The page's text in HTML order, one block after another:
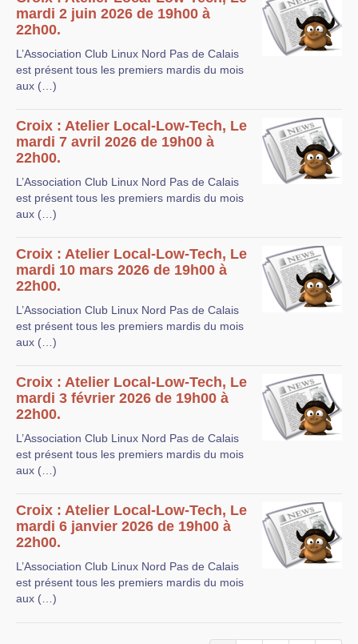
mardi 2 juin 2026 de 19h00 à
22h00.
L’Association Club Linux Nord Pas de Calais
est présent tous les premiers mardis du mois
aux (…)
Croix : Atelier Local-Low-Tech, Le
mardi 7 avril 2026 de 19h00 à
22h00.
L’Association Club Linux Nord Pas de Calais
est présent tous les premiers mardis du mois
aux (…)
Croix : Atelier Local-Low-Tech, Le
mardi 10 mars 2026 de 19h00 à
22h00.
L’Association Club Linux Nord Pas de Calais
est présent tous les premiers mardis du mois
aux (…)
Croix : Atelier Local-Low-Tech, Le
mardi 3 février 2026 de 19h00 à
22h00.
L’Association Club Linux Nord Pas de Calais
est présent tous les premiers mardis du mois
aux (…)
Croix : Atelier Local-Low-Tech, Le
mardi 6 janvier 2026 de 19h00 à
22h00.
L’Association Club Linux Nord Pas de Calais
est présent tous les premiers mardis du mois
aux (…)